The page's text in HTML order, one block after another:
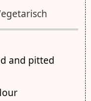
and pitted